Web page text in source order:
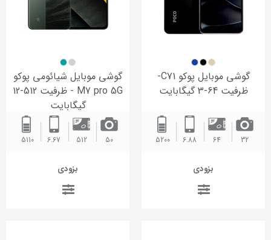
گوشی موبایل پوکو C71-
ظرفیت 64-3 گیگابایت
32
64
6.88
5200 ‌
بزودی
گوشی موبایل شیائومی پوکو
M7 pro 5G - ظرفیت 512-12
گیگابایت
50
512
6.67
5110 ‌
بزودی